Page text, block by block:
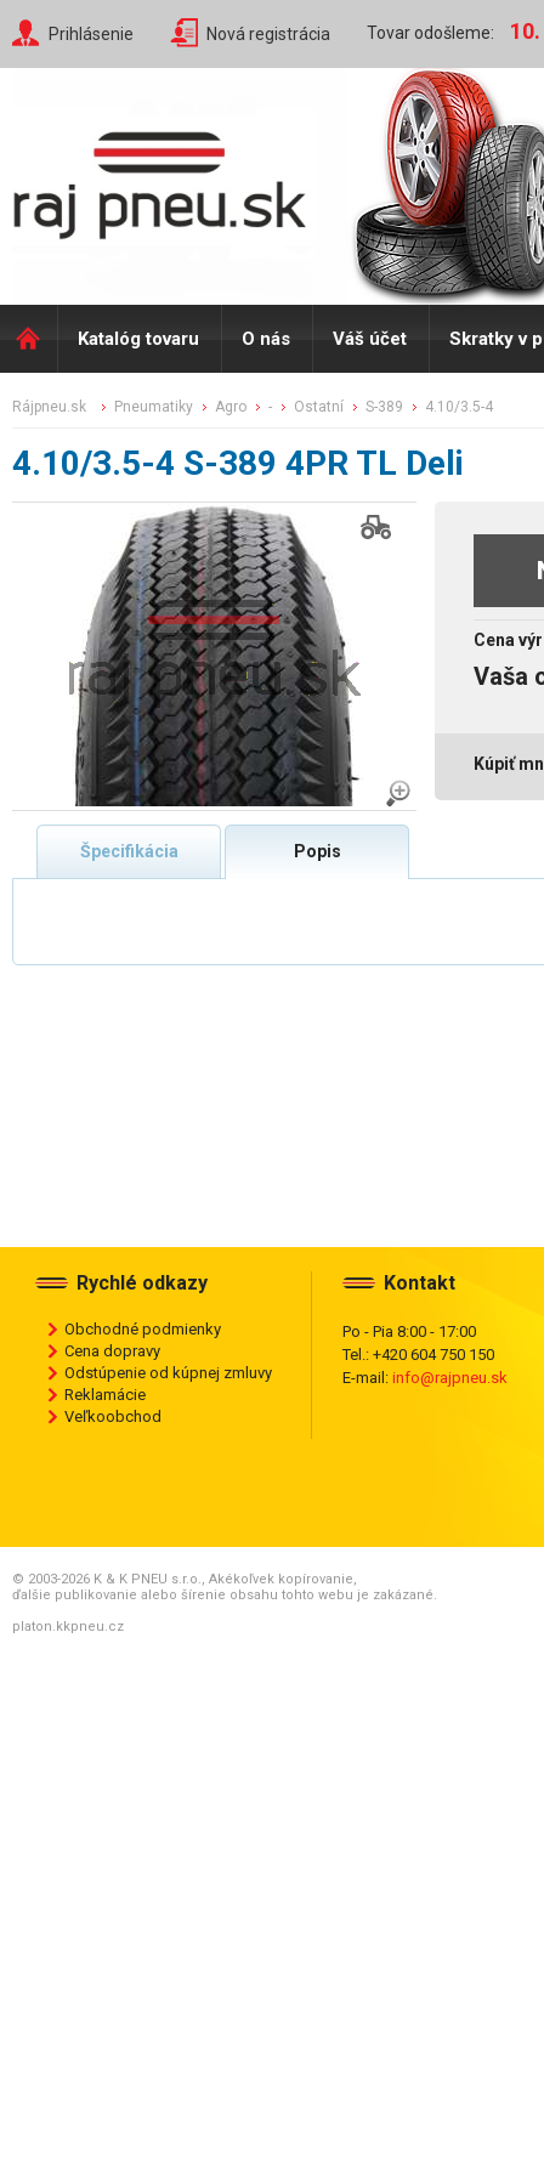
Prihlásenie Nová registrácia Tovar odošleme:
Katalóg tovaru O nás Váš účet Skratky v
rájpneu.sk pneumatiky agro - ostatní s-389 4.10/3.5-4
4.10/3.5-4 S-389 4PR TL Deli
Cena
Vaša
Kúpiť
Špecifikácia Popis
Rychlé odkazy
Obchodné podmienky
Cena dopravy
Odstúpenie od kúpnej zmluvy
Reklamácie
Veľkoobchod
Kontakt
Po - Pia 8:00 - 17:00
Tel.: +420 604 750 150
E-mail: info@rajpneu.sk
© 2003-2026 K & K PNEU s.r.o., Akékoľvek kopírovanie,
ďalšie publikovanie alebo šírenie obsahu tohto webu je zakázané.
platon.kkpneu.cz